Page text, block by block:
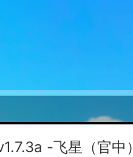
-飞星（官中）